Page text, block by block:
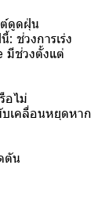
ดูดฝุ่น
ช่วงการเร่ง
มีช่วงตั้งแต่
อไม่
เคลื่อนหยุดหาก
ตัน